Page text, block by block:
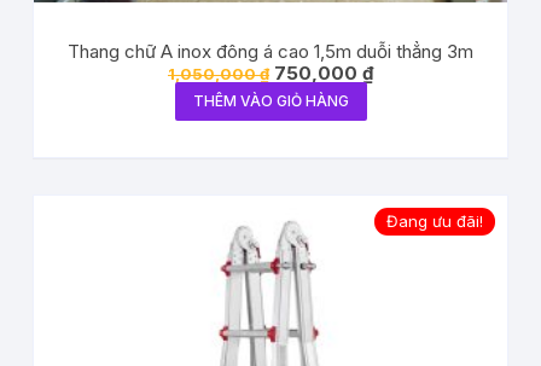
Thang chữ A inox đông á cao 1,5m duỗi thẳng 3m
1,050,000₫ 750,000 ₫
THÊM VÀO GIỎ HÀNG
Đang ưu đãi!